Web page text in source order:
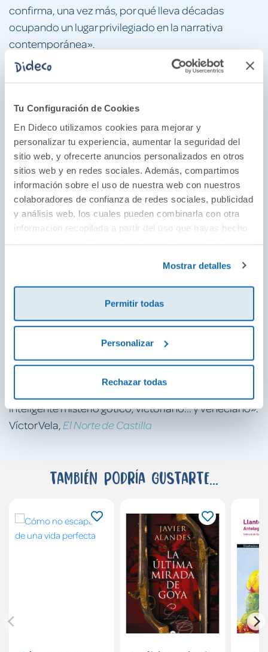
Tu Configuración de Cookies
En Dideco utilizamos cookies para mejorar y
personalizar tu experiencia, aumentar la seguridad del
sitio web, y ofrecerte anuncios personalizados en otros
sitios web y en redes sociales. Además, compartimos
información sobre el uso de nuestra web con nuestros
colaboradores de confianza de redes sociales, publicidad
y análisis web, los cuales pueden combinarla con otra
información recopilada a partir del uso que hayas hecho
Mostrar detalles
Permitir todas
Personalizar
Rechazar todas
confirma, una vez más, por qué lleva décadas
ocupando un lugar privilegiado en la narrativa
contemporánea».
Carolina Isasi,
«Banville vuelve a hacer uso de sus herramientas más
eficaces: un misterio, una prosa de frases cuidadas y
medio en sombras, y el perfil psicológico
minuciosamente trazado de un narrador poco fiable.
[?] Intrigante hasta el final».
Alejandra Martínez Rodríguez,El Generacional
«Una novela de fantasmas y una novela erótica. [?]
Fiel a los elementos que han caracterizado su
laureada trayectoria -la composición atenta y
detallada de sus criaturas, la disertación
escritor nos conduce por los derroteros de la pasión
Irene Adler,Atlántico ? La Revista
«La prosa de John Banville, sin embargo, eleva hasta
inteligente misterio gótico, victoriano... y veneciano».
Víctor Vela, El Norte de Castilla
También podría gustarte...